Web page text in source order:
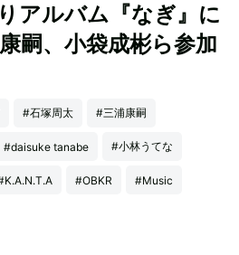
アルバム『なぎ』に
嗣、小袋成彬ら参加
#石塚周太 #三浦康嗣
#daisuke tanabe #小林うてな
#OBKR #Music